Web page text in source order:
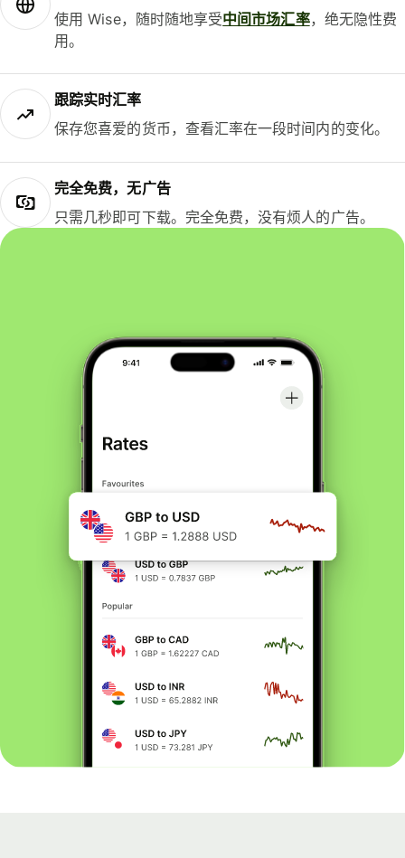
使用 Wise，随时随地享受中间市场汇率，绝无隐性费
用。
跟踪实时汇率
保存您喜爱的货币，查看汇率在一段时间内的变化。
完全免费，无广告
只需几秒即可下载。完全免费，没有烦人的广告。